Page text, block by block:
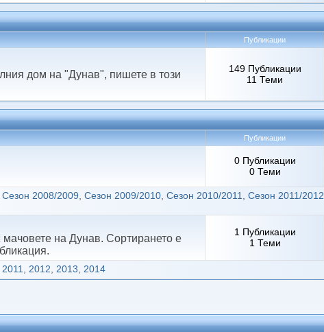
Публикации
дом на "Дунав", пишете в този
149 Публикации
11 Теми
Публикации
0 Публикации
0 Теми
Сезон 2008/2009,Сезон 2009/2010,Сезон 2010/2011,Сезон 2011/2012
мачовете на Дунав. Сортирането е
1 Публикации
1 Теми
2011,2012,2013,2014